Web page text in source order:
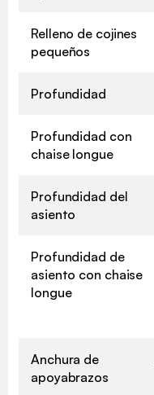
Relleno de cojines
pequeños
Profundidad
Profundidad con
chaise longue
Profundidad del
asiento
Profundidad de
asiento con chaise
longue
Anchura de
apoyabrazos